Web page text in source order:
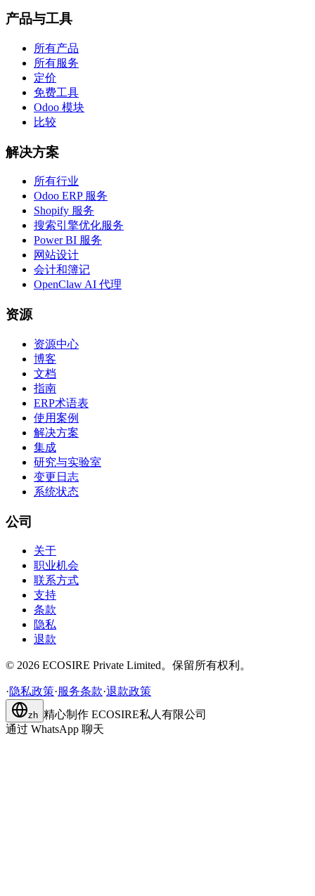
产品与工具
所有产品
所有服务
定价
免费工具
Odoo 模块
比较
解决方案
所有行业
Odoo ERP 服务
Shopify 服务
搜索引擎优化服务
Power BI 服务
网站设计
会计和簿记
OpenClaw AI 代理
资源
资源中心
博客
文档
指南
ERP术语表
使用案例
解决方案
集成
研究与实验室
变更日志
系统状态
公司
关于
职业机会
联系方式
支持
条款
隐私
退款
© 2026 ECOSIRE Private Limited。保留所有权利。
·隐私政策·服务条款·退款政策
zh 精心制作 ECOSIRE私人有限公司
通过 WhatsApp 聊天